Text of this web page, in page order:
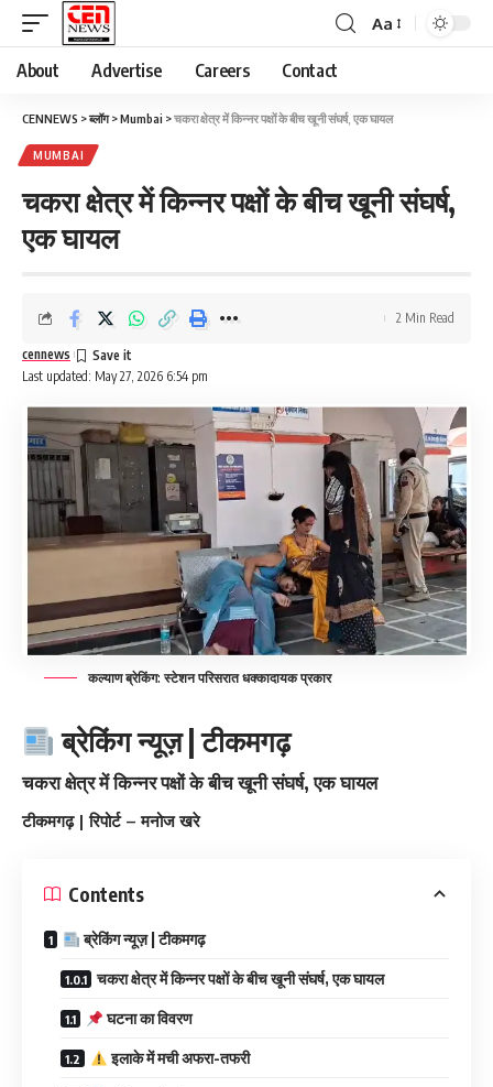
Aa
About Advertise Careers Contact
CENNEWS >ब्लॉग>Mumbai >चकरा क्षेत्र में किन्नर पक्षों के बीच खूनी संघर्ष, एक घायल
MUMBAI
चकरा क्षेत्र में किन्नर पक्षों के बीच खूनी संघर्ष,
एक घायल
Last updated: May 27, 2026 6:54 pm
cennews
2 Min Read
कल्याण ब्रेकिंग: स्टेशन परिसरात धक्कादायक प्रकार
ब्रेकिंग न्यूज़ | टीकमगढ़
चकरा क्षेत्र में किन्नर पक्षों के बीच खूनी संघर्ष, एक घायल
टीकमगढ़ | रिपोर्ट – मनोज खरे
Contents
ब्रेकिंग न्यूज़ | टीकमगढ़
चकरा क्षेत्र में किन्नर पक्षों के बीच खूनी संघर्ष, एक घायल
घटना का विवरण
इलाके में मची अफरा-तफरी